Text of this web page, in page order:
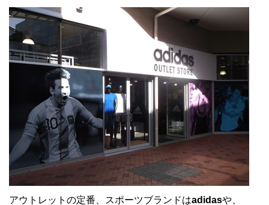
アウトレットの定番、スポーツブランドはadidasや、